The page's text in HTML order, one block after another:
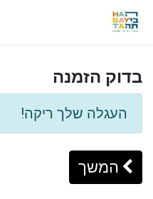
בדוק הזמנה
העגלה שלך ריקה!
המשך